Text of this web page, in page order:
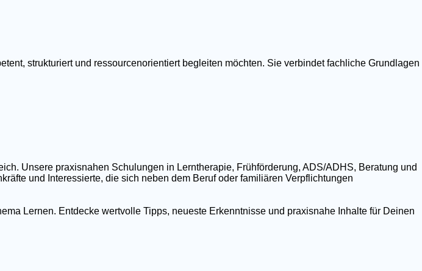
strukturiert und ressourcenorientiert begleiten möchten. Sie verbindet fachliche Grundlagen
Unsere praxisnahen Schulungen in Lerntherapie, Frühförderung, ADS/ADHS, Beratung und
und Interessierte, die sich neben dem Beruf oder familiären Verpflichtungen
Lernen. Entdecke wertvolle Tipps, neueste Erkenntnisse und praxisnahe Inhalte für Deinen